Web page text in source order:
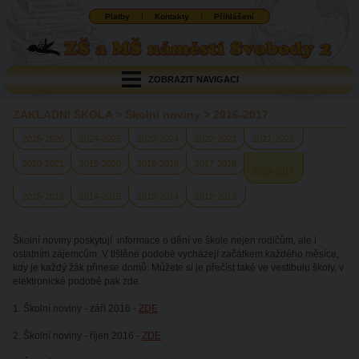
Platby Kontakty Přihlášení
ZOBRAZIT NAVIGACI
ZÁKLADNÍ ŠKOLA > Školní noviny > 2016-2017
2025-2026 2024-2025 2023-2024 2022-2023 2021-2022
2020-2021 2019-2020 2018-2019
2017-2018
2015-2016 2014-2015 2013-2014 2012-2013
Školní noviny poskytují informace o dění ve škole nejen rodičům, ale i
ostatním zájemcům. V tištěné podobě vycházejí začátkem každého měsíce,
kdy je každý žák přinese domů. Můžete si je přečíst také ve vestibulu školy, v
elektronické podobě pak zde.
1. Školní noviny - září 2016 - ZDE
2. Školní noviny - říjen 2016 - ZDE